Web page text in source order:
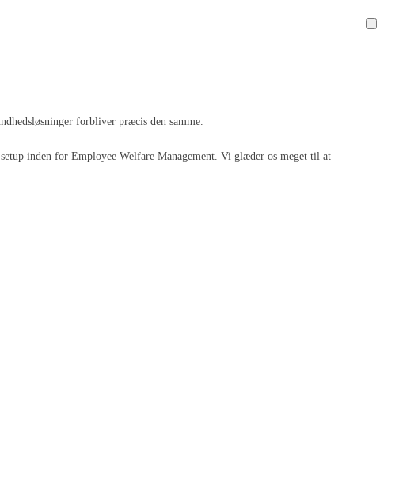
forbliver præcis den samme.
inden for Employee Welfare Management. Vi glæder os meget til at